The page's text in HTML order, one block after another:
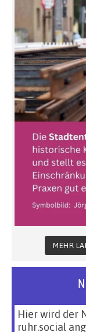
MEHR
Hier wird der
ruhr.social